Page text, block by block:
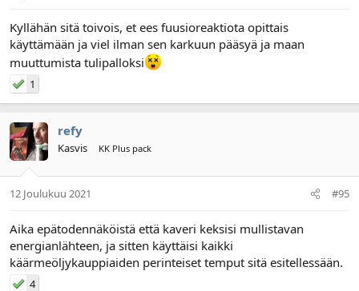
Kyllähän sitä toivois, et ees fuusioreaktiota opittais
käyttämään ja viel ilman sen karkuun pääsyä ja maan
muuttumista tulipalloksi
1
refy
Kasvis KK Plus pack
12 Joulukuu 2021 #95
Aika epätodennäköistä että kaveri keksisi mullistavan
energianlähteen, ja sitten käyttäisi kaikki
käärmeöljykauppiaiden perinteiset temput sitä esitellessään.
4